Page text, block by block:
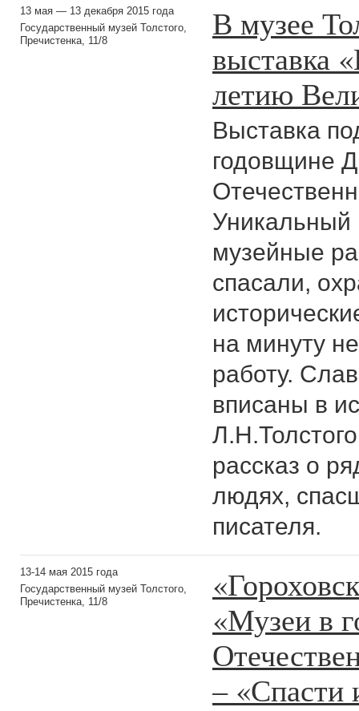
13 мая — 13 декабря 2015 года
Государственный музей Толстого,
Пречистенка, 11/8
В музее
выставка
летию
Выставка
годовщине
Уникальный
музейные
спасали,
на минуту
работу.
вписаны в
рассказ о
людях,
писателя.
13-14 мая 2015 года
Государственный музей Толстого,
Пречистенка, 11/8
«Музеи в
– «Спасти